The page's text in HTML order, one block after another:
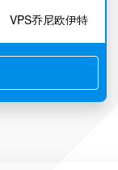
VPS乔尼欧伊特